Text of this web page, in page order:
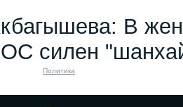
В
силен
Политика